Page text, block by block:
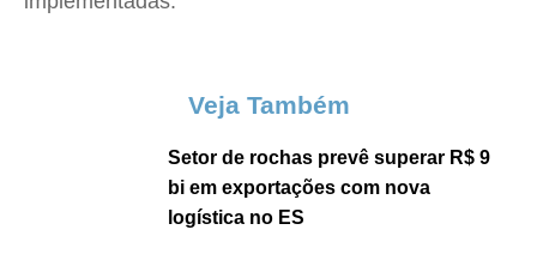
Veja Também
Setor de rochas prevê superar R$ 9
bi em exportações com nova
logística no ES